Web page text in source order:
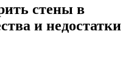
стены в
и недостатки